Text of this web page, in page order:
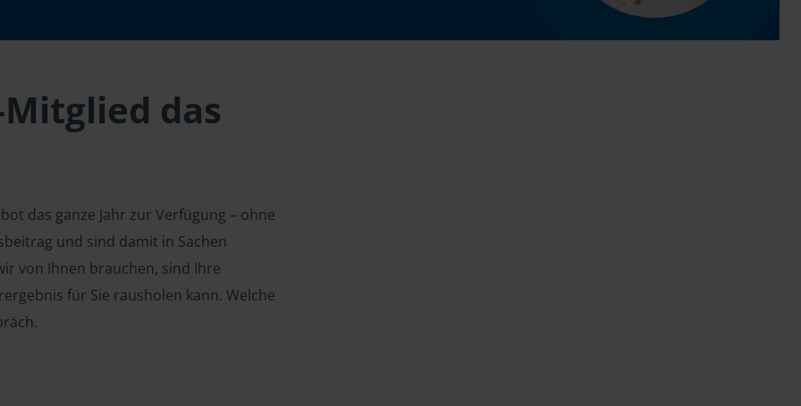
das
das ganze Jahr zur Verfügung – ohne
und sind damit in Sachen
von Ihnen brauchen, sind Ihre
für Sie rausholen kann. Welche